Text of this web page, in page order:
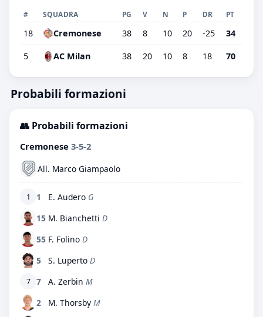
# SQUADRA PG V N P DR PT
18 Cremonese 38 8 10 20 -25 34
5 AC Milan 38 20 10 8 18 70
Probabili formazioni
👥 Probabili formazioni
Cremonese 3-5-2
All. Marco Giampaolo
1 1 E. Audero G
15 M. Bianchetti D
55 F. Folino D
5
S. Luperto D
7 7 A. Zerbin M
2
M. Thorsby M